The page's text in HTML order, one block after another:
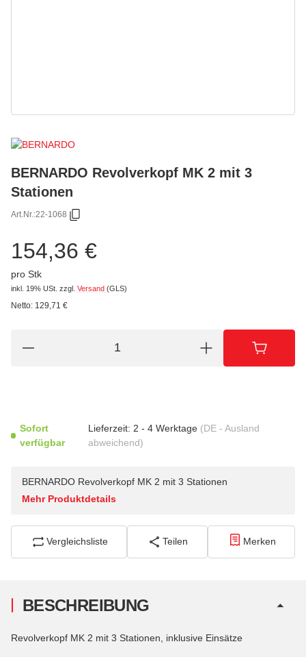
BERNARDO Revolverkopf MK 2 mit 3
Stationen
Art.Nr.:22-1068
154,36 €
pro Stk
inkl. 19% USt. zzgl. Versand (GLS)
Netto: 129,71 €
Sofort
verfügbar
Lieferzeit: 2 - 4 Werktage (DE - Ausland
abweichend)
BERNARDO Revolverkopf MK 2 mit 3 Stationen
Mehr Produktdetails
Vergleichsliste Teilen Merken
BESCHREIBUNG
Revolverkopf MK 2 mit 3 Stationen, inklusive Einsätze